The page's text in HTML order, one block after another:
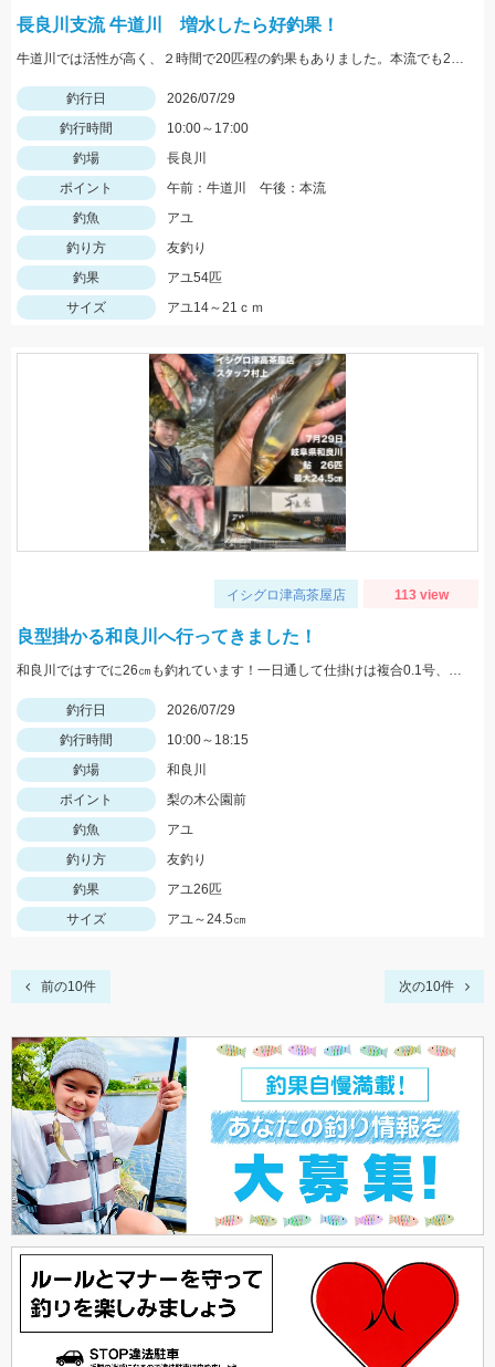
長良川支流 牛道川 増水したら好釣果！
牛道川では活性が高く、２時間で20匹程の釣果もありました。本流でも20ｃｍクラスの鮎が掛かるようになってきており楽しむことができています。
釣行日
2026/07/29
釣行時間
10:00～17:00
釣場
長良川
ポイント
午前：牛道川 午後：本流
釣魚
アユ
釣り方
友釣り
釣果
アユ54匹
サイズ
アユ14～21ｃｍ
イシグロ津高茶屋店 113 view
良型掛かる和良川へ行ってきました！
和良川ではすでに26㎝も釣れています！一日通して仕掛けは複合0.1号、中ハリス1号、針7.5号を使用しました。
釣行日
2026/07/29
釣行時間
10:00～18:15
釣場
和良川
ポイント
梨の木公園前
釣魚
アユ
釣り方
友釣り
釣果
アユ26匹
サイズ
アユ～24.5㎝
前の10件 次の10件